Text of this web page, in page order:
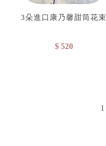
3朵進口康乃馨甜筒花束
$ 520
1